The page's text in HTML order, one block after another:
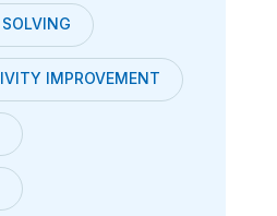
IMPROVEMENT